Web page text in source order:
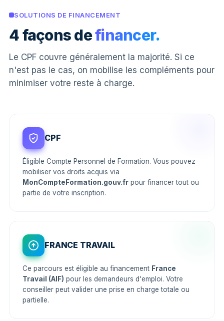
SOLUTIONS DE FINANCEMENT
4 façons definancer.
Le CPF couvre généralement la majorité. Si ce
n'est pas le cas, on mobilise les compléments pour
minimiser votre reste à charge.
CPF
Éligible Compte Personnel de Formation. Vous pouvez
mobiliser vos droits acquis via
MonCompteFormation.gouv.fr pour financer tout ou
partie de votre inscription.
FRANCE TRAVAIL
Ce parcours est éligible au financement France
Travail (AIF) pour les demandeurs d'emploi. Votre
conseiller peut valider une prise en charge totale ou
partielle.